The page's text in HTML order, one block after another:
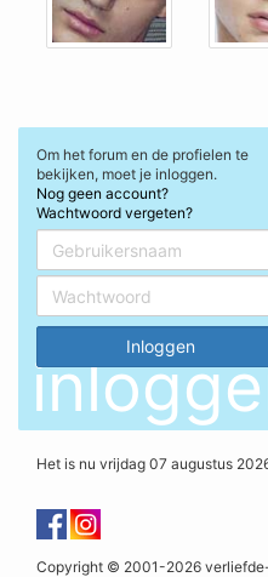
Om het forum en de profielen te
bekijken, moet je inloggen.
Nog geen account?
Wachtwoord vergeten?
Het is nu vrijdag 07 augustus
Copyright © 2001-2026